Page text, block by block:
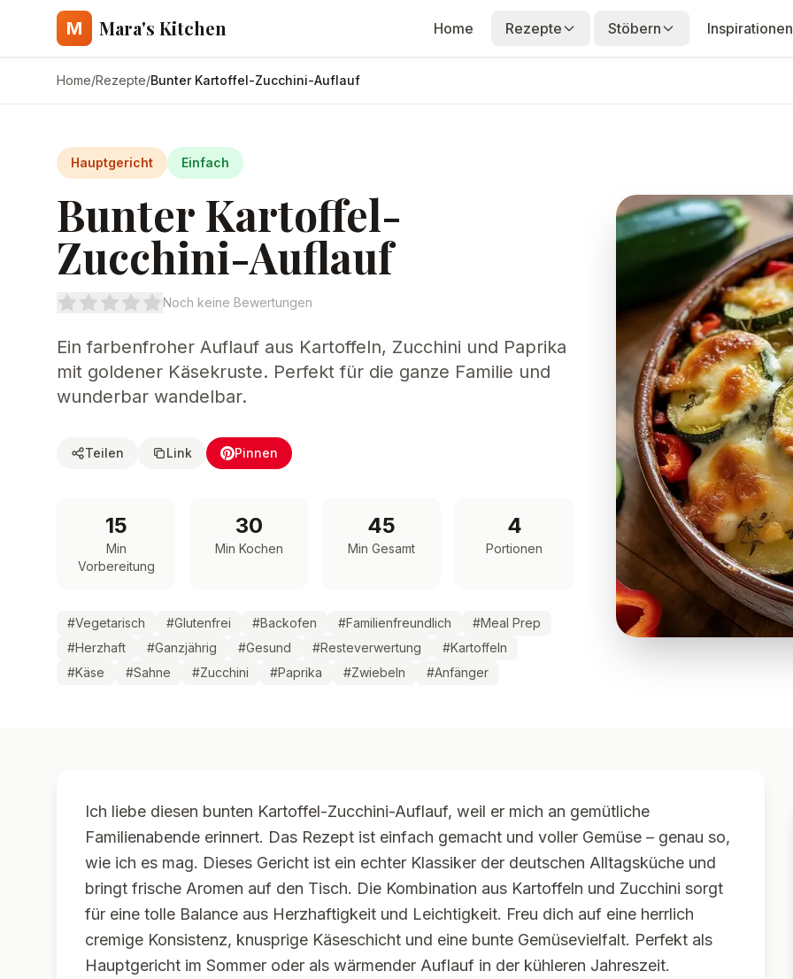
M Mara's Kitchen Home Rezepte Stöbern Inspirationen
Home/Rezepte/Bunter Kartoffel-Zucchini-Auflauf
Hauptgericht Einfach
Bunter Kartoffel-
Zucchini-Auflauf
Noch keine Bewertungen
Ein farbenfroher Auflauf aus Kartoffeln, Zucchini und Paprika
mit goldener Käsekruste. Perfekt für die ganze Familie und
wunderbar wandelbar.
Teilen Link Pinnen
15
Min
Vorbereitung
30
Min Kochen
45
Min Gesamt
4
Portionen
#Vegetarisch #Glutenfrei #Backofen #Familienfreundlich #Meal Prep
#Herzhaft #Ganzjährig #Gesund #Resteverwertung #Kartoffeln
#Käse #Sahne #Zucchini #Paprika #Zwiebeln #Anfänger
Ich liebe diesen bunten Kartoffel-Zucchini-Auflauf, weil er mich an gemütliche
Familienabende erinnert. Das Rezept ist einfach gemacht und voller Gemüse – genau so,
wie ich es mag. Dieses Gericht ist ein echter Klassiker der deutschen Alltagsküche und
bringt frische Aromen auf den Tisch. Die Kombination aus Kartoffeln und Zucchini sorgt
für eine tolle Balance aus Herzhaftigkeit und Leichtigkeit. Freu dich auf eine herrlich
cremige Konsistenz, knusprige Käseschicht und eine bunte Gemüsevielfalt. Perfekt als
Hauptgericht im Sommer oder als wärmender Auflauf in der kühleren Jahreszeit.